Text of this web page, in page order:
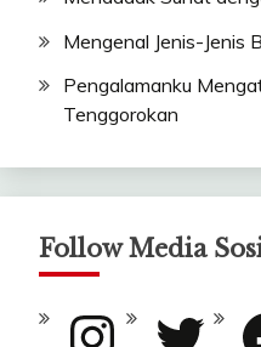
Mengenal Jenis-Jenis
Pengalamanku
Tenggorokan
Follow Media
Instagram Twitter